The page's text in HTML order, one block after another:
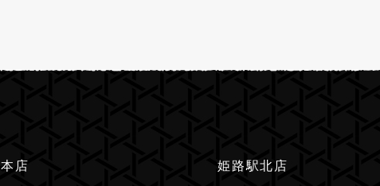
本店 姫路駅北店